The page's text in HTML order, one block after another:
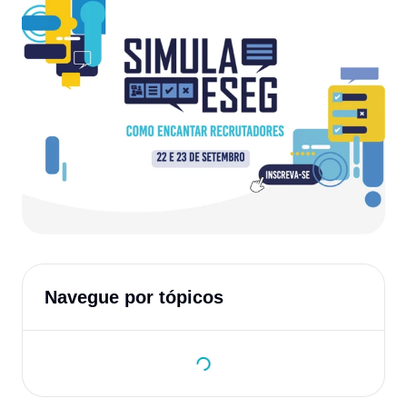
Navegue por tópicos